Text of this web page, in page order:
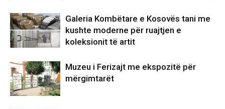
Galeria Kombëtare e Kosovës tani me
kushte moderne për ruajtjen e
koleksionit të artit
Muzeu i Ferizajt me ekspozitë për
mërgimtarët